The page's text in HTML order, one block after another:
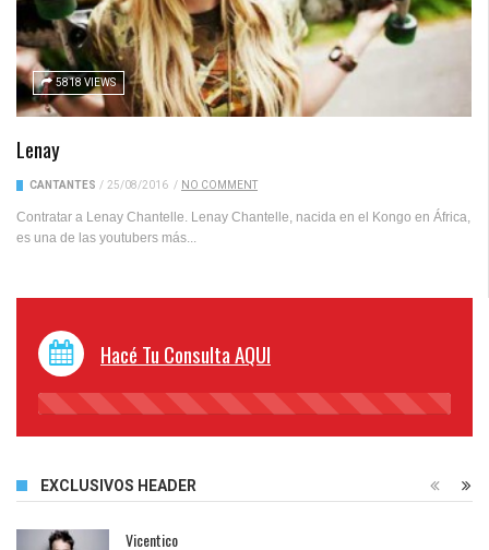
5818 VIEWS
Lenay
CANTANTES / 25/08/2016 / NO COMMENT
Contratar a Lenay Chantelle. Lenay Chantelle, nacida en el Kongo en África,
es una de las youtubers más...
Hacé Tu Consulta AQUI
45%
EXCLUSIVOS HEADER
Vicentico